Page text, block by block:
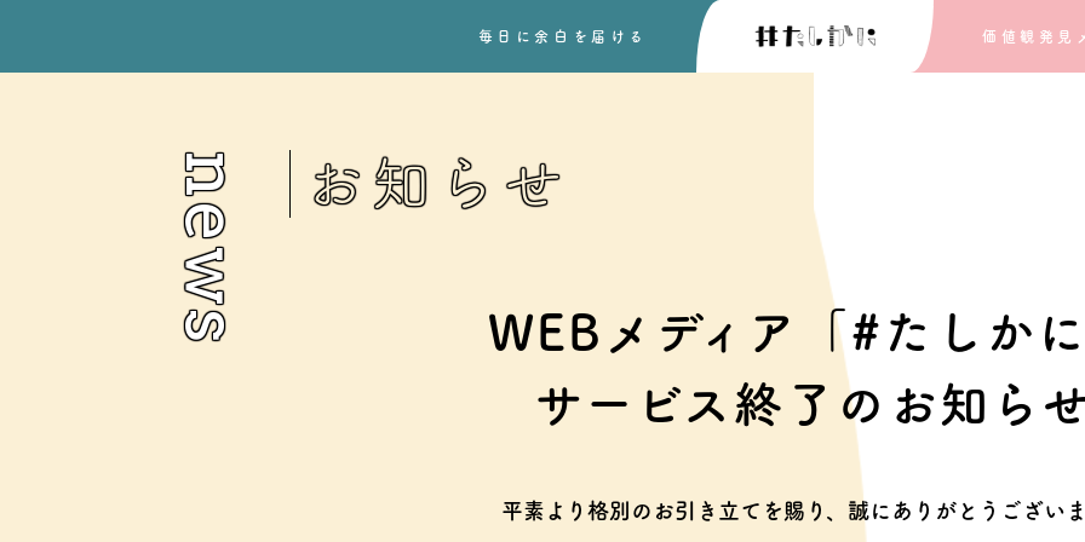
毎日に余白を 届ける 価値観発見
news お知らせ
WEBメディア「#たしかに
サービス終了のお知ら
平素より格別のお引き立てを賜り、 誠にありがとうございま